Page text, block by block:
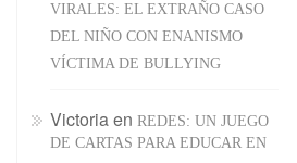
VIRALES: EL EXTRAÑO CASO
DEL NIÑO CON ENANISMO
VÍCTIMA DE BULLYING
Victoriaen REDES: UN JUEGO
DE CARTAS PARA EDUCAR EN